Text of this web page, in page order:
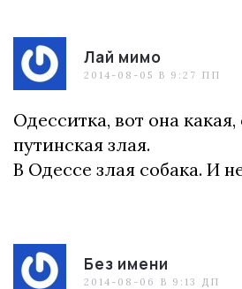
Лай мимо
2014-08-05 В 9:27 ПП
Одесситка, вот она
путинская злая.
В Одессе злая собака. И
Без имени
2014-08-06 В 9:13 ДП